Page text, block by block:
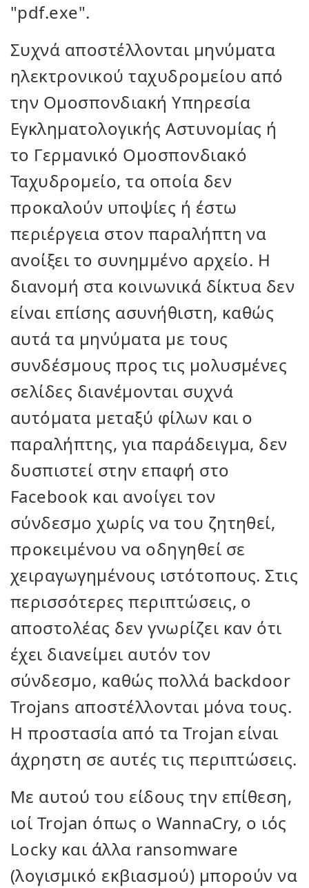
"pdf.exe".
Συχνά αποστέλλονται μηνύματα
ηλεκτρονικού ταχυδρομείου από
την Ομοσπονδιακή Υπηρεσία
Εγκληματολογικής Αστυνομίας ή
το Γερμανικό Ομοσπονδιακό
Ταχυδρομείο, τα οποία δεν
προκαλούν υποψίες ή έστω
περιέργεια στον παραλήπτη να
ανοίξει το συνημμένο αρχείο. Η
διανομή στα κοινωνικά δίκτυα δεν
είναι επίσης ασυνήθιστη, καθώς
αυτά τα μηνύματα με τους
συνδέσμους προς τις μολυσμένες
σελίδες διανέμονται συχνά
αυτόματα μεταξύ φίλων και ο
παραλήπτης, για παράδειγμα, δεν
δυσπιστεί στην επαφή στο
Facebook και ανοίγει τον
σύνδεσμο χωρίς να του ζητηθεί,
προκειμένου να οδηγηθεί σε
χειραγωγημένους ιστότοπους. Στις
περισσότερες περιπτώσεις, ο
αποστολέας δεν γνωρίζει καν ότι
έχει διανείμει αυτόν τον
σύνδεσμο, καθώς πολλά backdoor
Trojans αποστέλλονται μόνα τους.
Η προστασία από τα Trojan είναι
άχρηστη σε αυτές τις περιπτώσεις.
Με αυτού του είδους την επίθεση,
ιοί Trojan όπως ο WannaCry, ο ιός
Locky και άλλα ransomware
(λογισμικό εκβιασμού) μπορούν να